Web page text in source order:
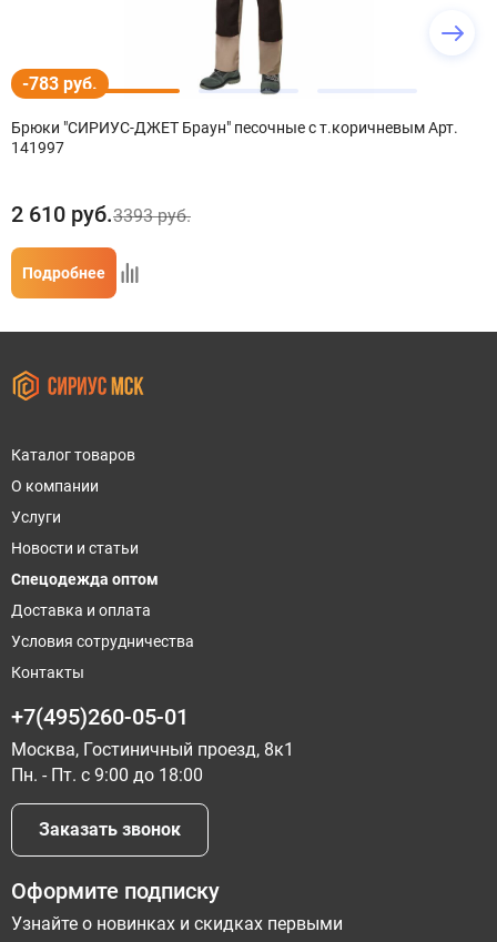
-783 руб.
Брюки "СИРИУС-ДЖЕТ Браун" песочные с т.коричневым Арт.
141997
2 610 руб.3393 руб.
Подробнее
Каталог товаров
О компании
Услуги
Новости и статьи
Спецодежда оптом
Доставка и оплата
Условия сотрудничества
Контакты
+7(495)260-05-01
Москва, Гостиничный проезд, 8к1
Пн. - Пт. с 9:00 до 18:00
Заказать звонок
Оформите подписку
Узнайте о новинках и скидках первыми